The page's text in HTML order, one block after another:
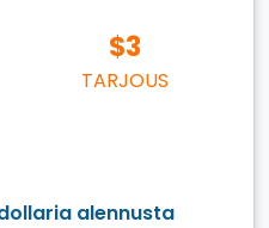
$3
TARJOUS
alennusta